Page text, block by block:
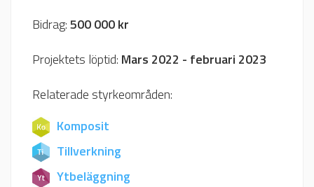
Bidrag:500 000 kr
Projektets löptid: Mars 2022 - februari 2023
Relaterade styrkeområden:
Komposit
Tillverkning
Ytbeläggning